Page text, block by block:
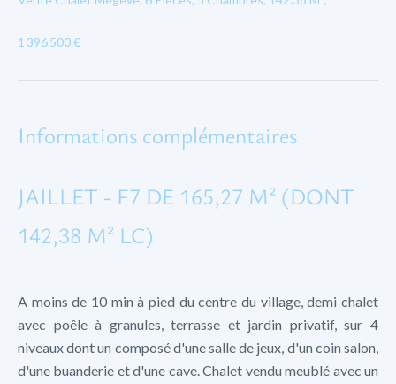
1 396 500 €
Informations complémentaires
JAILLET - F7 DE 165,27 M² (DONT
142,38 M² LC)
A moins de 10 min à pied du centre du village, demi chalet
avec poêle à granules, terrasse et jardin privatif, sur 4
niveaux dont un composé d'une salle de jeux, d'un coin salon,
d'une buanderie et d'une cave. Chalet vendu meublé avec un